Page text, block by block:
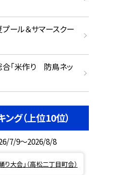
ール＆サマースクー
「米作り 防鳥ネッ
グ（上位10位）
7/9～2026/8/8
り大会」（高松二丁目町会）